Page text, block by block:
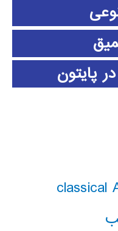
پایتون